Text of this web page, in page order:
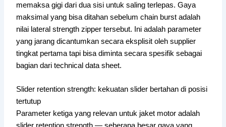
memaksa gigi dari dua sisi untuk saling terlepas. Gaya
maksimal yang bisa ditahan sebelum chain burst adalah
nilai lateral strength zipper tersebut. Ini adalah parameter
yang jarang dicantumkan secara eksplisit oleh supplier
tingkat pertama tapi bisa diminta secara spesifik sebagai
bagian dari technical data sheet.
Slider retention strength: kekuatan slider bertahan di posisi
tertutup
Parameter ketiga yang relevan untuk jaket motor adalah